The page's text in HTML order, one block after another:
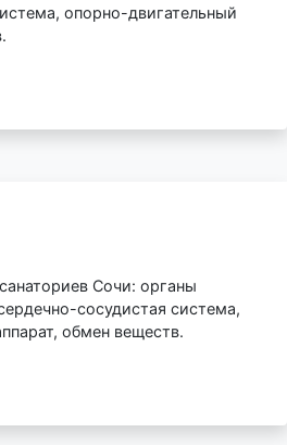
опорно-двигательный
Сочи: органы
сосудистая система,
обмен веществ.